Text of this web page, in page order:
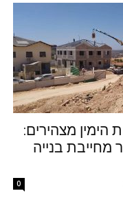
הימין מצהירים:
מחייבת בנייה
0